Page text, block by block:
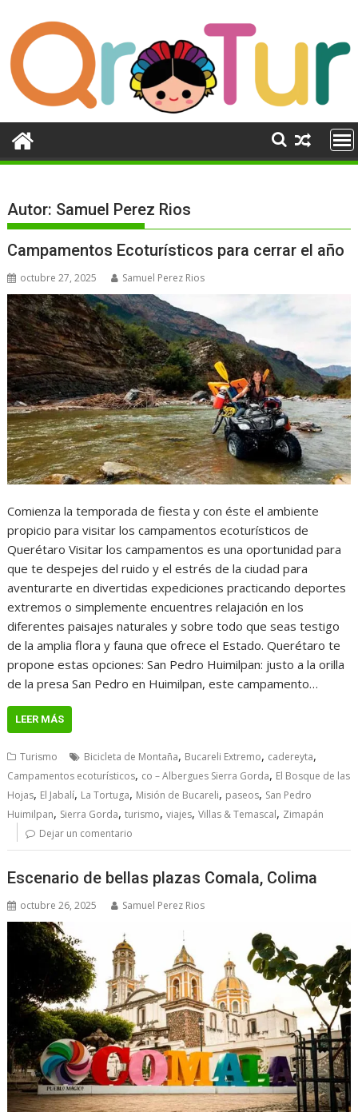
contenido
Autor: Samuel Perez Rios
Campamentos Ecoturísticos para cerrar el año
octubre 27, 2025 Samuel Perez Rios
Comienza la temporada de fiesta y con éste el ambiente
propicio para visitar los campamentos ecoturísticos de
Querétaro Visitar los campamentos es una oportunidad para
que te despejes del ruido y el estrés de la ciudad para
aventurarte en divertidas expediciones practicando deportes
extremos o simplemente encuentres relajación en los
diferentes paisajes naturales y sobre todo que seas testigo
de la amplia flora y fauna que ofrece el Estado. Querétaro te
propone estas opciones: San Pedro Huimilpan: justo a la orilla
de la presa San Pedro en Huimilpan, este campamento…
LEER MÁS
Turismo Bicicleta de Montaña, Bucareli Extremo, cadereyta,
Campamentos ecoturísticos, co – Albergues Sierra Gorda, El Bosque de las
Hojas, El Jabalí, La Tortuga, Misión de Bucareli, paseos, San Pedro
Huimilpan, Sierra Gorda,turismo,viajes,Villas & Temascal, Zimapán
Dejar un comentario
Escenario de bellas plazas Comala, Colima
octubre 26, 2025 Samuel Perez Rios